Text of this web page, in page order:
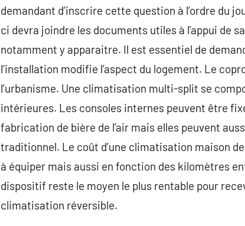
demandant d’inscrire cette question à l’ordre du
ci devra joindre les documents utiles à l’appui de
notamment y apparaitre. Il est essentiel de
l’installation modifie l’aspect du logement. Le
l’urbanisme. Une climatisation multi-split se
intérieures. Les consoles internes peuvent être
fabrication de bière de l’air mais elles peuvent
traditionnel. Le coût d’une climatisation maison
à équiper mais aussi en fonction des kilomètres
dispositif reste le moyen le plus rentable pour
climatisation réversible.